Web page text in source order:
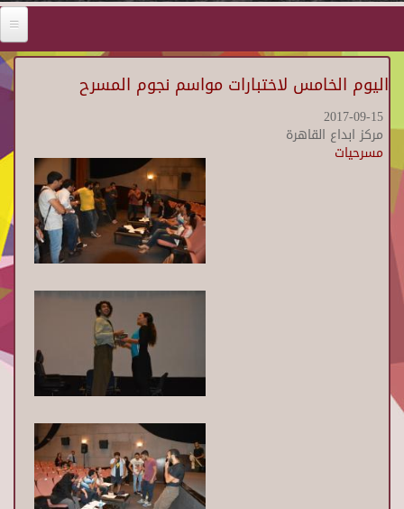
اليوم الخامس لاختبارات مواسم نجوم المسرح
2017-09-15
مركز ابداع القاهرة
مسرحيات